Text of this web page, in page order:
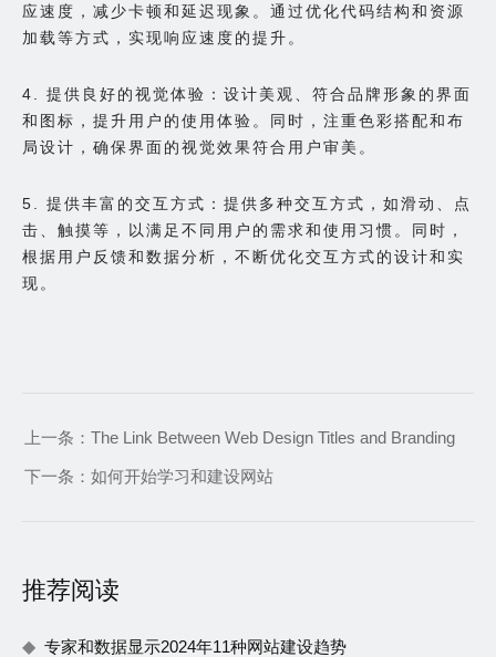
应速度，减少卡顿和延迟现象。通过优化代码结构和资源
加载等方式，实现响应速度的提升。
4. 提供良好的视觉体验：设计美观、符合品牌形象的界面
和图标，提升用户的使用体验。同时，注重色彩搭配和布
局设计，确保界面的视觉效果符合用户审美。
5. 提供丰富的交互方式：提供多种交互方式，如滑动、点
击、触摸等，以满足不同用户的需求和使用习惯。同时，
根据用户反馈和数据分析，不断优化交互方式的设计和实
现。
上一条： The Link Between Web Design Titles and Branding
下一条： 如何开始学习和建设网站
推荐阅读
专家和数据显示2024年11种网站建设趋势